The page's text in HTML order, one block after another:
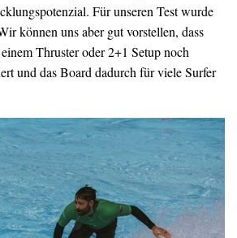
Für unseren Test wurde
können uns aber gut vorstellen, dass
Thruster oder 2+1 Setup noch
und das Board dadurch für viele Surfer